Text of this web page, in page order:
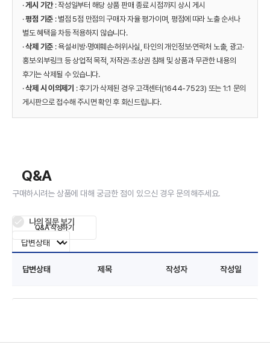
·게시 기간: 작성일부터 해당 상품 판매 종료 시점까지 상시 게시
·평점 기준 : 별점 5점 만점의 구매자 자율 평가이며, 평점에 따라 노출 순서나
별도 혜택을 차등 적용하지 않습니다.
·삭제 기준 : 욕설·비방·명예훼손·허위사실, 타인의 개인정보·연락처 노출, 광고·
홍보·외부링크 등 상업적 목적, 저작권·초상권 침해 및 상품과 무관한 내용의
후기는 삭제될 수 있습니다.
·삭제 시 이의제기 : 후기가 삭제된 경우 고객센터(1644-7523) 또는 1:1 문의
게시판으로 접수해 주시면 확인 후 회신드립니다.
Q&A
구매하시려는 상품에 대해 궁금한 점이 있으신 경우 문의해주세요.
나의 질문 보기
답변상태 제목 작성자 작성일
Q&A 작성하기